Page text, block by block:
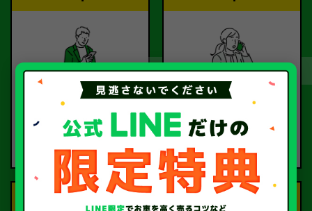
ご依頼
お電話または査定フォー
ムより
査定
査定のプロが
お電話で回答いたしま
す。
Step.3 Step.4